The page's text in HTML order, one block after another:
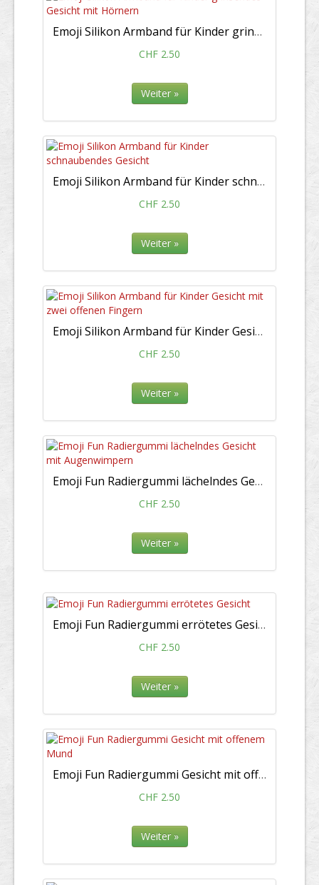
Emoji Silikon Armband für Kinder grinsendes Gesicht mit Hörnern
CHF 2.50
Weiter »
Emoji Silikon Armband für Kinder schnaubendes Gesicht
CHF 2.50
Weiter »
Emoji Silikon Armband für Kinder Gesicht mit zwei offenen Fingern
CHF 2.50
Weiter »
Emoji Fun Radiergummi lächelndes Gesicht mit Augenwimpern
CHF 2.50
Weiter »
Emoji Fun Radiergummi errötetes Gesicht
CHF 2.50
Weiter »
Emoji Fun Radiergummi Gesicht mit offenem Mund
CHF 2.50
Weiter »